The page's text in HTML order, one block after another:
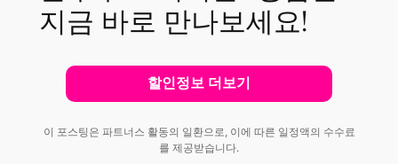
지금 바로 만나보세요!
할인정보 더보기
이 포스팅은 파트너스 활동의 일환으로, 이에 따른 일정액의 수수료
를 제공받습니다.